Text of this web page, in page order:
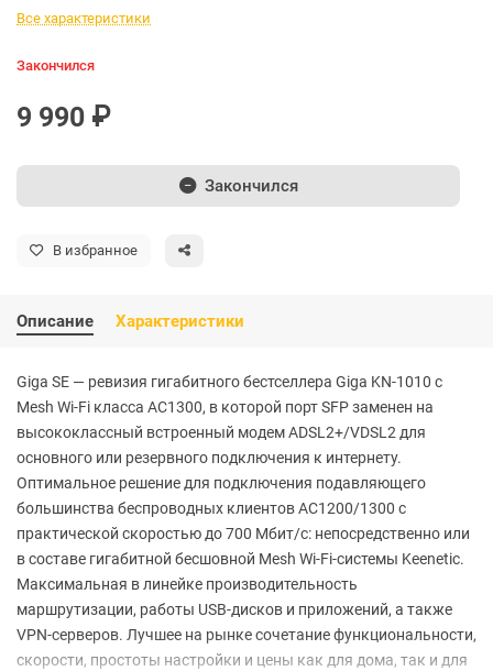
Все характеристики
Закончился
9 990 ₽
Закончился
В избранное
Описание Характеристики
Giga SE — ревизия гигабитного бестселлера Giga KN-1010 с
Mesh Wi-Fi класса AC1300, в которой порт SFP заменен на
высококлассный встроенный модем ADSL2+/VDSL2 для
основного или резервного подключения к интернету.
Оптимальное решение для подключения подавляющего
большинства беспроводных клиентов AC1200/1300 с
практической скоростью до 700 Мбит/с: непосредственно или
в составе гигабитной бесшовной Mesh Wi-Fi-системы Keenetic.
Максимальная в линейке производительность
маршрутизации, работы USB-дисков и приложений, а также
VPN-серверов. Лучшее на рынке сочетание функциональности,
скорости, простоты настройки и цены как для дома, так и для